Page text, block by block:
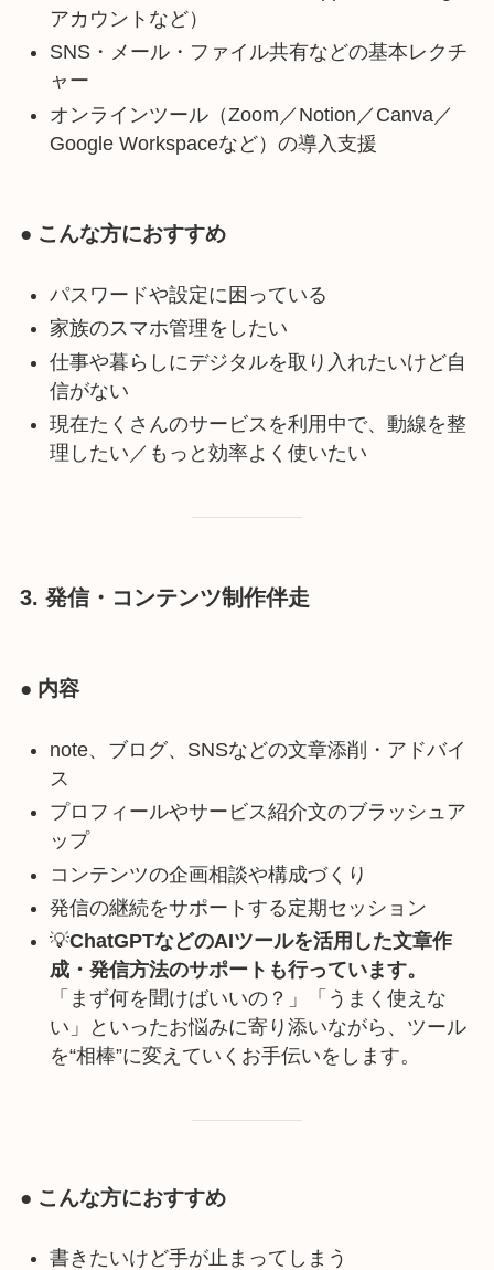
アカウントなど）
SNS・メール・ファイル共有などの基本レクチ
ャー
オンラインツール（Zoom／Notion／Canva／
Google Workspaceなど）の導入支援
● こんな方におすすめ
パスワードや設定に困っている
家族のスマホ管理をしたい
仕事や暮らしにデジタルを取り入れたいけど自
信がない
現在たくさんのサービスを利用中で、動線を整
理したい／もっと効率よく使いたい
3. 発信・コンテンツ制作伴走
● 内容
note、ブログ、SNSなどの文章添削・アドバイ
ス
プロフィールやサービス紹介文のブラッシュア
ップ
コンテンツの企画相談や構成づくり
発信の継続をサポートする定期セッション
💡ChatGPTなどのAIツールを活用した文章作
成・発信方法のサポートも行っています。
「まず何を聞けばいいの？」「うまく使えな
い」といったお悩みに寄り添いながら、ツール
を“相棒”に変えていくお手伝いをします。
● こんな方におすすめ
書きたいけど手が止まってしまう